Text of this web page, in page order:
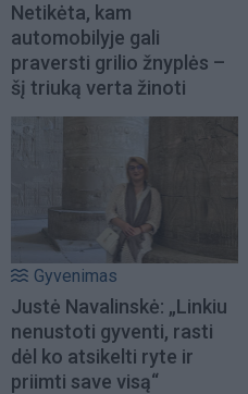
Netikėta, kam
automobilyje gali
praversti grilio žnyplės –
šį triuką verta žinoti
Gyvenimas
Justė Navalinskė: „Linkiu
nenustoti gyventi, rasti
dėl ko atsikelti ryte ir
priimti save visą“